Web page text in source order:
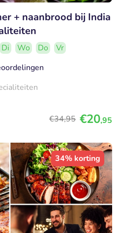
+ naanbrood bij India
Di Wo Do
Vr
€34,95 €20,95
34% korting